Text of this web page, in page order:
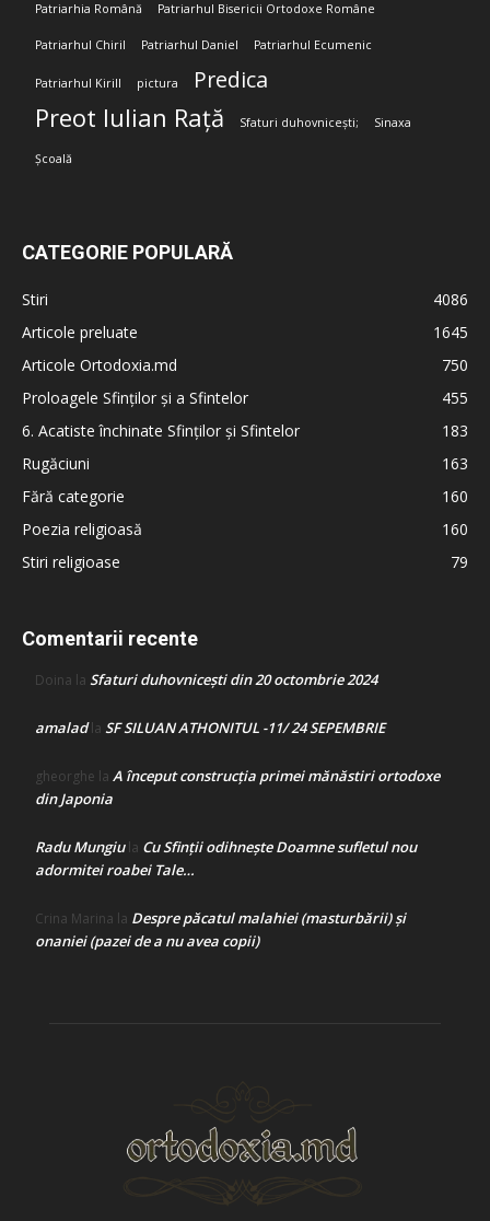
Patriarhia Română Patriarhul Bisericii Ortodoxe Române
Patriarhul Chiril Patriarhul Daniel Patriarhul Ecumenic
Patriarhul Kirill pictura Predica
Preot Iulian Rață Sfaturi duhovnicești; Sinaxa
Școală
CATEGORIE POPULARĂ
Stiri
4086
Articole preluate
1645
Articole Ortodoxia.md
750
Proloagele Sfinților și a Sfintelor
455
6. Acatiste închinate Sfinților și Sfintelor
183
Rugăciuni
163
Fără categorie
160
Poezia religioasă
160
Stiri religioase
79
Comentarii recente
Doina la Sfaturi duhovnicești din 20 octombrie 2024
amaladla SF SILUAN ATHONITUL -11/ 24 SEPEMBRIE
gheorghe la A început construcţia primei mănăstiri ortodoxe
din Japonia
Radu Mungiula Cu Sfinții odihnește Doamne sufletul nou
adormitei roabei Tale…
Crina Marina la Despre păcatul malahiei (masturbării) şi
onaniei (pazei de a nu avea copii)